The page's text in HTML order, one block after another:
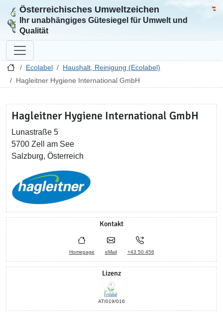
Zur Startseite
Österreichisches Umweltzeichen
Ihr unabhängiges Gütesiegel für Umwelt und
Qualität
Ecolabel
Haushalt, Reinigung (Ecolabel)
Hagleitner Hygiene International GmbH
Hagleitner Hygiene International GmbH
Lunastraße 5
5700 Zell am See
Salzburg, Österreich
Kontakt
Homepage eMail +43 50 456
Lizenz
AT/019/016